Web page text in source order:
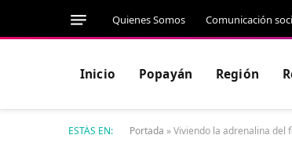
Quienes Somos Comunicación
Inicio Popayán Región
ESTÁS EN: Portada »Viviendo la adrenalina del